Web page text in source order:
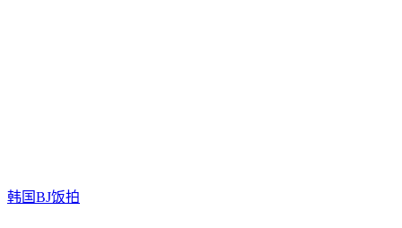
韩国BJ饭拍